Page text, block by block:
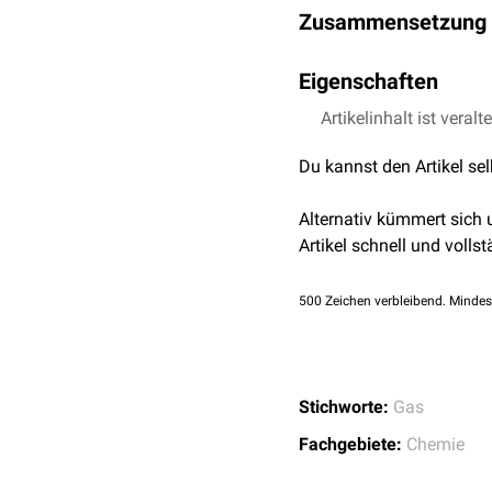
Zusammensetzung
Molekül
Stickstoff
Argon
Kohlendioxid
Helium
Krypton
Luft beinhaltet zudem
Verbindungen(VOC)
Eigenschaften
Die wichtigsten
Eigenschaft
Dichte
Artikelinhalt ist
Du kannst den Artikel
Alternativ kümmert sich
Artikel schnell und
500 Zeichen verbleibend.
Stichworte: Gas
Fachgebiete: Chemie